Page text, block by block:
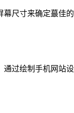
尺寸来确定蕞佳
过绘制手机网站